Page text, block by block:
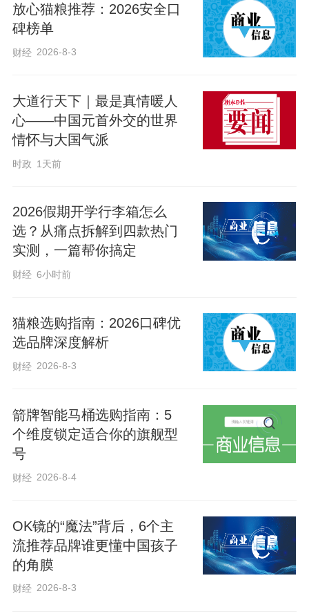
托。
编辑：姜长淼
来源：中国新闻网
原标题：【追光的你】习言道｜为青年取得的成就和成
绩点赞 喝彩
放心猫粮推荐：2026安全口
碑榜单
财经 2026-8-3
大道行天下｜最是真情暖人
心——中国元首外交的世界
情怀与大国气派
时政 1天前
2026假期开学行李箱怎么
选？从痛点拆解到四款热门
实测，一篇帮你搞定
财经 6小时前
猫粮选购指南：2026口碑优
选品牌深度解析
财经 2026-8-3
箭牌智能马桶选购指南：5
个维度锁定适合你的旗舰型
号
财经 2026-8-4
OK镜的“魔法”背后，6个主
流推荐品牌谁更懂中国孩子
的角膜
财经 2026-8-3